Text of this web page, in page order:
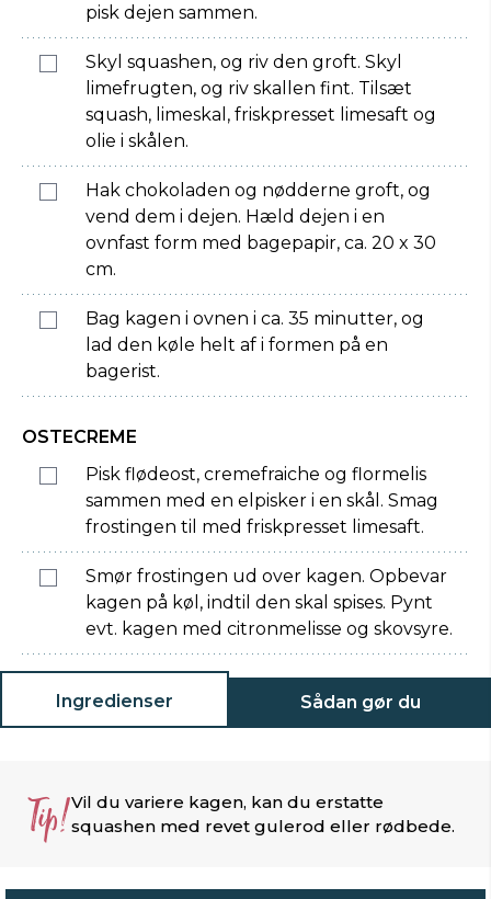
pisk dejen sammen.
Skyl squashen, og riv den groft. Skyl
limefrugten, og riv skallen fint. Tilsæt
squash, limeskal, friskpresset limesaft og
olie i skålen.
Hak chokoladen og nødderne groft, og
vend dem i dejen. Hæld dejen i en
ovnfast form med bagepapir, ca. 20 x 30
cm.
Bag kagen i ovnen i ca. 35 minutter, og
lad den køle helt af i formen på en
bagerist.
OSTECREME
Pisk flødeost, cremefraiche og flormelis
sammen med en elpisker i en skål. Smag
frostingen til med friskpresset limesaft.
Smør frostingen ud over kagen. Opbevar
kagen på køl, indtil den skal spises. Pynt
evt. kagen med citronmelisse og skovsyre.
Ingredienser Sådan gør du
Tip!Vil du variere kagen, kan du erstatte
squashen med revet gulerod eller rødbede.